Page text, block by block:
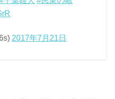
2017年7月21日